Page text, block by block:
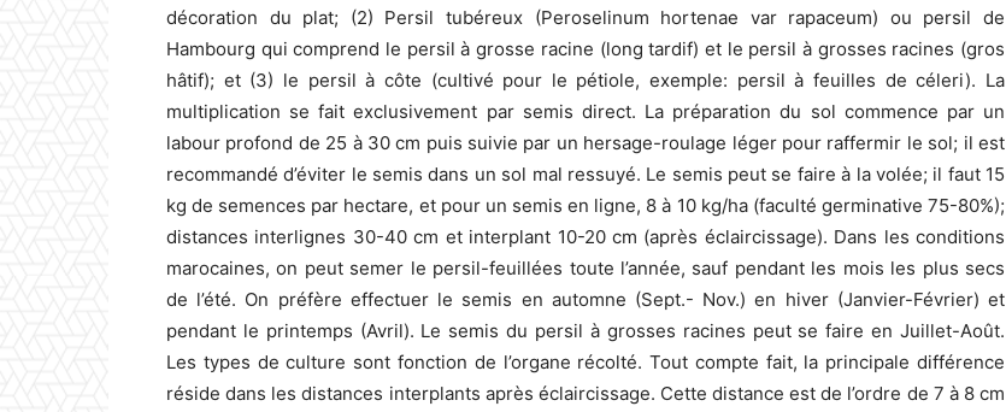
décoration du plat; (2) Persil tubéreux (Peroselinum hortenae var rapaceum) ou persil de
Hambourg qui comprend le persil à grosse racine (long tardif) et le persil à grosses racines (gros
hâtif); et (3) le persil à côte (cultivé pour le pétiole, exemple: persil à feuilles de céleri). La
multiplication se fait exclusivement par semis direct. La préparation du sol commence par un
labour profond de 25 à 30 cm puis suivie par un hersage-roulage léger pour raffermir le sol; il est
recommandé d’éviter le semis dans un sol mal ressuyé. Le semis peut se faire à la volée; il faut 15
kg de semences par hectare, et pour un semis en ligne, 8 à 10 kg/ha (faculté germinative 75-80%);
distances interlignes 30-40 cm et interplant 10-20 cm (après éclaircissage). Dans les conditions
marocaines, on peut semer le persil-feuillées toute l’année, sauf pendant les mois les plus secs
de l’été. On préfère effectuer le semis en automne (Sept.- Nov.) en hiver (Janvier-Février) et
pendant le printemps (Avril). Le semis du persil à grosses racines peut se faire en Juillet-Août.
Les types de culture sont fonction de l’organe récolté. Tout compte fait, la principale différence
réside dans les distances interplants après éclaircissage. Cette distance est de l’ordre de 7 à 8 cm